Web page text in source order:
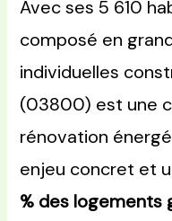
Avec ses 5 610
composé en
individuelles
(03800) est une
rénovation
enjeu concret et
% des logements